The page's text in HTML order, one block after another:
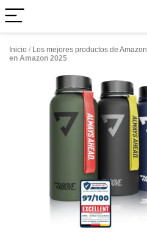
Inicio / Los mejores productos de Amazon
en Amazon 2025